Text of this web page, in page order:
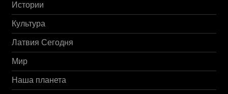
Истории
Культура
Латвия Сегодня
Мир
Наша планета